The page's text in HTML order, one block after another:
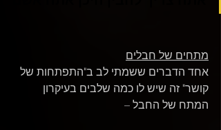
מתחים של חבלים
אחד הדברים ששמתי לב ב"התפתחות של
קושר" זה שיש לו כמה שלבים בעיקרון
המתח של החבל –